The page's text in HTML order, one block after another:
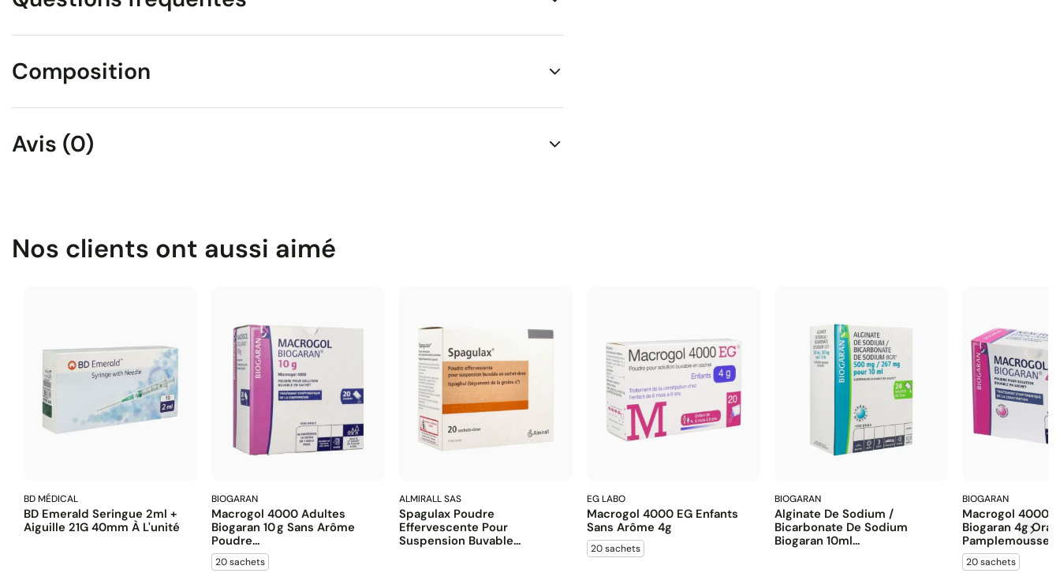
Composition
Avis (0)
Nos clients ont aussi aimé
BD MÉDICAL
BD Emerald Seringue 2ml +
Aiguille 21G 40mm À L'unité
BIOGARAN
Macrogol 4000 Adultes
Biogaran 10 G Sans Arôme
Poudre...
20 sachets
ALMIRALL SAS
Spagulax Poudre
Effervescente Pour
Suspension Buvable...
EG LABO
Macrogol 4000 EG Enfants
Sans Arôme 4g
20 sachets
BIOGARAN
Alginate De Sodium /
Bicarbonate De Sodium
Biogaran 10ml...
BIOGARAN
Macrogol 4000
Biogaran 4g
Pamplemousse...
20 sachets